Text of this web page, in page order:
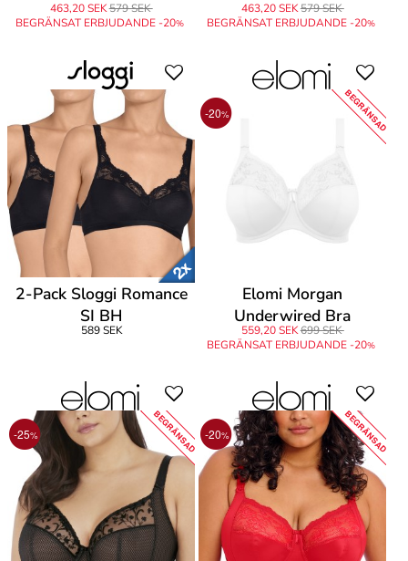
463,20 SEK579 SEK
BEGRÄNSAT ERBJUDANDE -20%
463,20 SEK579 SEK
BEGRÄNSAT ERBJUDANDE -20%
2-Pack Sloggi Romance
SI BH
589 SEK
-20% BEGRÄNSAD
Elomi Morgan
Underwired Bra
559,20 SEK699 SEK
BEGRÄNSAT ERBJUDANDE -20%
-25% BEGRÄNSAD-20% BEGRÄNSAD